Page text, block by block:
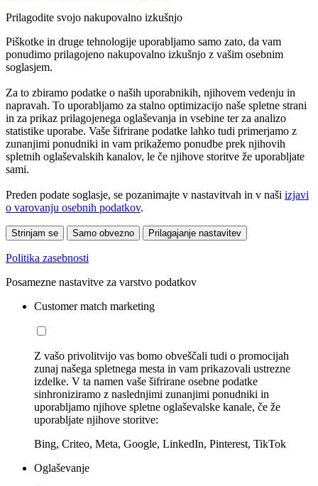
Prilagodite svojo nakupovalno izkušnjo
Piškotke in druge tehnologije uporabljamo samo zato, da vam
ponudimo prilagojeno nakupovalno izkušnjo z vašim osebnim
soglasjem.
Za to zbiramo podatke o naših uporabnikih, njihovem vedenju in
napravah. To uporabljamo za stalno optimizacijo naše spletne strani
in za prikaz prilagojenega oglaševanja in vsebine ter za analizo
statistike uporabe. Vaše šifrirane podatke lahko tudi primerjamo z
zunanjimi ponudniki in vam prikažemo ponudbe prek njihovih
spletnih oglaševalskih kanalov, le če njihove storitve že uporabljate
sami.
Preden podate soglasje, se pozanimajte v nastavitvah in v naši izjavi
o varovanju osebnih podatkov.
Strinjam se Samo obvezno Prilagajanje nastavitev
Politika zasebnosti
Posamezne nastavitve za varstvo podatkov
Customer match marketing
Z vašo privolitvijo vas bomo obveščali tudi o promocijah
zunaj našega spletnega mesta in vam prikazovali ustrezne
izdelke. V ta namen vaše šifrirane osebne podatke
sinhroniziramo z naslednjimi zunanjimi ponudniki in
uporabljamo njihove spletne oglaševalske kanale, če že
uporabljate njihove storitve:
Bing, Criteo, Meta, Google, LinkedIn, Pinterest, TikTok
Oglaševanje